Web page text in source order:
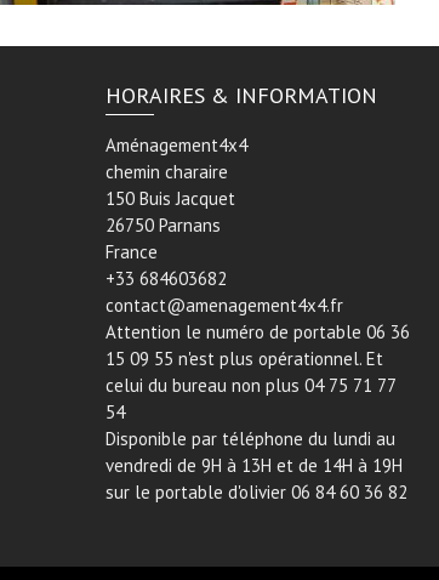
DEFENDER 110 (SUR MESURE)
HORAIRES & INFORMATION
Aménagement4x4
chemin charaire
150 Buis Jacquet
26750 Parnans
France
+33 684603682
contact@amenagement4x4.fr
Attention le numéro de portable 06 36
15 09 55 n'est plus opérationnel. Et
celui du bureau non plus 04 75 71 77
54
Disponible par téléphone du lundi au
vendredi de 9H à 13H et de 14H à 19H
sur le portable d'olivier 06 84 60 36 82